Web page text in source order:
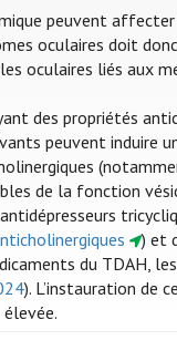
peuvent
oculaires doit
oculaires liés aux
des propriétés
peuvent induire
de la fonction
) et
du TDAH,
). L’instauration de